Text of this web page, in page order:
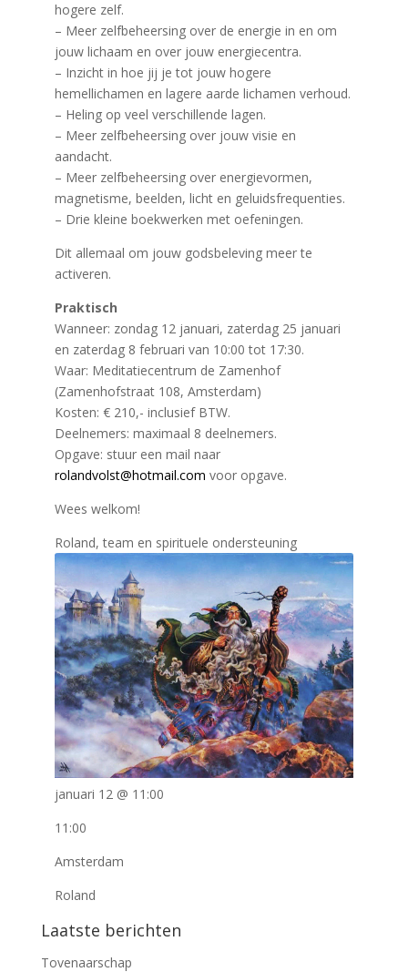
hogere zelf.
– Meer zelfbeheersing over de energie in en om
jouw lichaam en over jouw energiecentra.
– Inzicht in hoe jij je tot jouw hogere
hemellichamen en lagere aarde lichamen verhoud.
– Heling op veel verschillende lagen.
– Meer zelfbeheersing over jouw visie en
aandacht.
– Meer zelfbeheersing over energievormen,
magnetisme, beelden, licht en geluidsfrequenties.
– Drie kleine boekwerken met oefeningen.
Dit allemaal om jouw godsbeleving meer te
activeren.
Praktisch
Wanneer: zondag 12 januari, zaterdag 25 januari
en zaterdag 8 februari van 10:00 tot 17:30.
Waar: Meditatiecentrum de Zamenhof
(Zamenhofstraat 108, Amsterdam)
Kosten: € 210,- inclusief BTW.
Deelnemers: maximaal 8 deelnemers.
Opgave: stuur een mail naar
rolandvolst@hotmail.com voor opgave.
Wees welkom!
Roland, team en spirituele ondersteuning
januari 12 @ 11:00
11:00
Amsterdam
Roland
Laatste berichten
Tovenaarschap